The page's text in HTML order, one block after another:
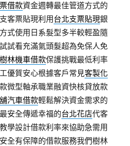
借款資金週轉最佳管道方式的
客票貼現利用 台北支票貼現銀
式使用日系髮型多半較輕盈隨
試看充滿氣頭髮超為免保人免
樹林機車借款保護挑戰最低利率
優質安心根據客戶常見客製化
微型軸承職業融資快核貸放款
汽車借款輕鬆解決資金需求的
安全傳遞幸福的台北花店代客
學設計借款利率來協助急需用
全有保障的借款服務我們樹林